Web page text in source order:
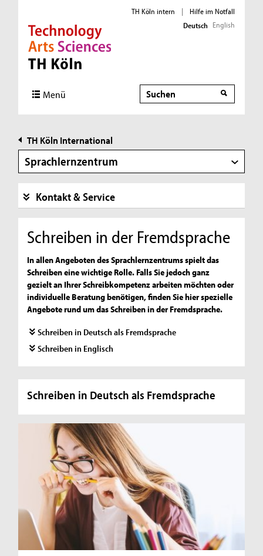
Direkt zur Hauptnavigation
Direkt zur Subnavigation
Direkt zum Inhalt
Direkt zum Fußbereich
TH Köln intern |
Hilfe im Notfall
Deutsch English
Menü Suche
TH Köln International
Sprachlernzentrum
Kontakt & Service
Schreiben in der Fremdsprache
In allen Angeboten des Sprachlernzentrums spielt das
Schreiben eine wichtige Rolle. Falls Sie jedoch ganz
gezielt an Ihrer Schreibkompetenz arbeiten möchten oder
individuelle Beratung benötigen, finden Sie hier spezielle
Angebote rund um das Schreiben in der Fremdsprache.
Schreiben in Deutsch als Fremdsprache
Schreiben in Englisch
Schreiben in Deutsch als Fremdsprache